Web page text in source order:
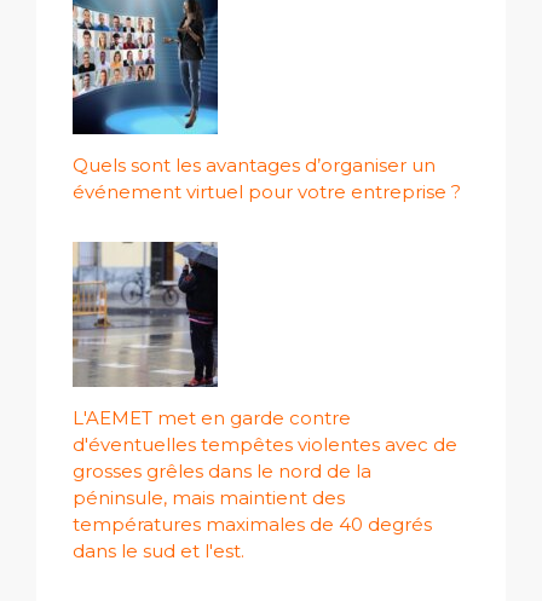
Quels sont les avantages d’organiser un
événement virtuel pour votre entreprise ?
L'AEMET met en garde contre
d'éventuelles tempêtes violentes avec de
grosses grêles dans le nord de la
péninsule, mais maintient des
températures maximales de 40 degrés
dans le sud et l'est.